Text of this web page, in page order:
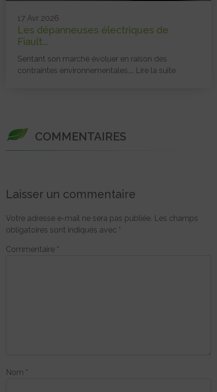
17 Avr 2026
Les dépanneuses électriques de
Fiault...
Sentant son marché évoluer en raison des
contraintes environnementales,... Lire la suite
COMMENTAIRES
Laisser un commentaire
Votre adresse e-mail ne sera pas publiée. Les champs
obligatoires sont indiqués avec *
Commentaire *
Nom *